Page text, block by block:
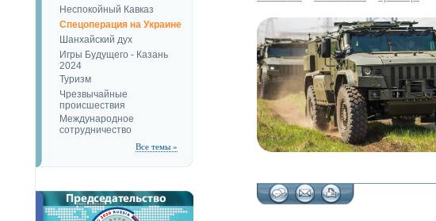
Неспокойный Кавказ
Спецоперация на Украине
Шанхайский дух
Игры Будущего - Казань
2024
Туризм
Чрезвычайные
происшествия
Международное
сотрудничество
Все темы »